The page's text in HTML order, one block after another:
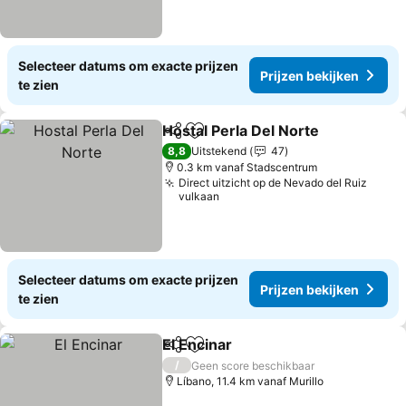
Selecteer datums om exacte prijzen
te zien
Prijzen bekijken
DelenToevoegen aan favorieten
Hostal Perla Del Norte
8,8 Uitstekend
47
0.3 km vanaf Stadscentrum
Direct uitzicht op de Nevado del Ruiz
vulkaan
Selecteer datums om exacte prijzen
te zien
Prijzen bekijken
DelenToevoegen aan favorieten
El Encinar
/
Geen score beschikbaar
Líbano, 11.4 km vanaf Murillo